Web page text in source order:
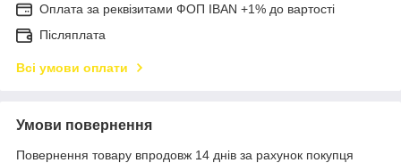
Оплата за реквізитами ФОП IBAN +1% до вартості
Післяплата
Всі умови оплати
Умови повернення
Повернення товару впродовж 14 днів за рахунок покупця